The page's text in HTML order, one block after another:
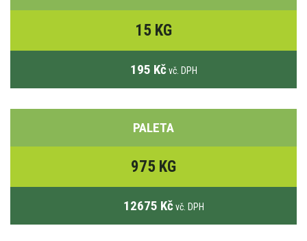
15 KG
195 Kč vč. DPH
PALETA
975 KG
12675 Kč vč. DPH